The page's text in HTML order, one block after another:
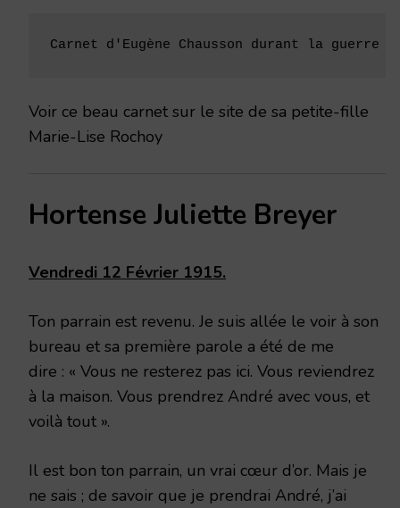
Carnet d'Eugène Chausson durant la guerre
Voir ce beau carnet sur le site de sa petite-fille
Marie-Lise Rochoy
Hortense Juliette Breyer
Vendredi 12 Février 1915.
Ton parrain est revenu. Je suis allée le voir à son
bureau et sa première parole a été de me
dire : « Vous ne resterez pas ici. Vous reviendrez
à la maison. Vous prendrez André avec vous, et
voilà tout ».
Il est bon ton parrain, un vrai cœur d’or. Mais je
ne sais ; de savoir que je prendrai André, j’ai